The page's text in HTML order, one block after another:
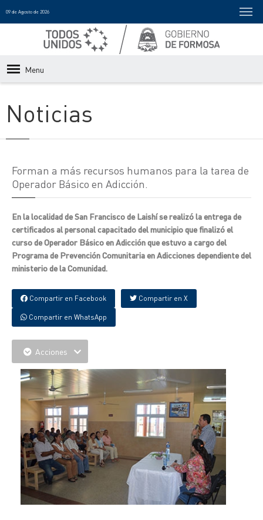
09 de Agosto de 2026
Menu
Noticias
Forman a más recursos humanos para la tarea de
Operador Básico en Adicción.
En la localidad de San Francisco de Laishí se realizó la entrega de
certificados al personal capacitado del municipio que finalizó el
curso de Operador Básico en Adicción que estuvo a cargo del
Programa de Prevención Comunitaria en Adicciones dependiente del
ministerio de la Comunidad.
Compartir en Facebook Compartir en X
Compartir en WhatsApp
Acciones